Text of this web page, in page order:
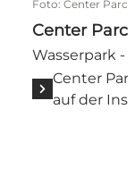
Foto: Center
Center
Wasserpark -
Center
auf der